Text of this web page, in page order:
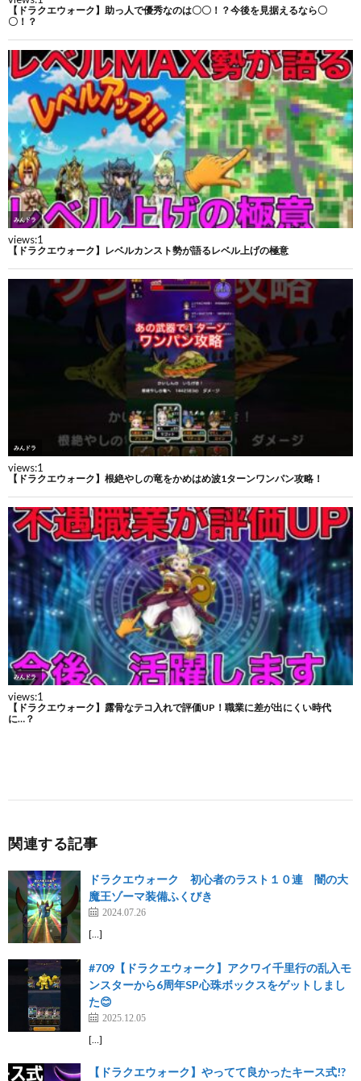
関連する記事
ドラクエウォーク 初心者のラスト１０連 闇の大
魔王ゾーマ装備ふくびき
2024.07.26
[…]
#709【ドラクエウォーク】アクワイ千里行の乱入モ
ンスターから6周年SP心珠ボックスをゲットしまし
た😊
2025.12.05
[…]
【ドラクエウォーク】やってて良かったキース式!?